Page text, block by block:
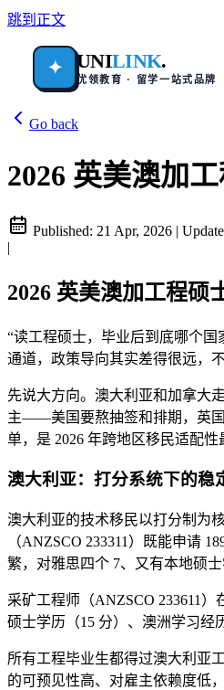
跳到正文
✦ UNILINK.
优领教育 · 留学一站式品牌
Go back
2026 英美澳加
Published: 21 Apr, 2026 |
|
2026 英美澳加工程硕
“读工程硕士，毕业后到底哪个
通道，政策导向其实差得很远，
先说大方向。澳大利亚和加拿大
主——美国要熬抽签和排期，英国
单，是 2026 年跨地区移民适配
澳大利亚：打分系统下的稳
澳大利亚的技术移民以打分制为
（ANZSCO 233311）既能申请
繁，对雅思四个 7、又有本地硕
采矿工程师（ANZSCO 233611
硕士学历（15 分）、澳洲学习经
所有工程毕业生都得过澳大利亚
的可预见性高、对雇主依赖度低